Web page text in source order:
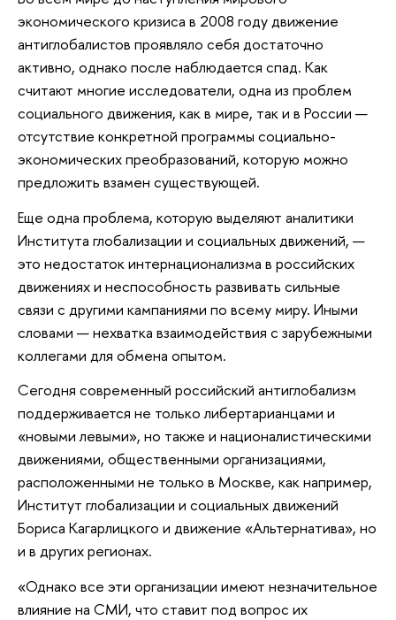
экономического кризиса в 2008 году движение
антиглобалистов проявляло себя достаточно
активно, однако после наблюдается спад. Как
считают многие исследователи, одна из проблем
социального движения, как в мире, так и в России —
отсутствие конкретной программы социально-
экономических преобразований, которую можно
предложить взамен существующей.
Еще одна проблема, которую выделяют аналитики
Института глобализации и социальных движений, —
это недостаток интернационализма в российских
движениях и неспособность развивать сильные
связи с другими кампаниями по всему миру. Иными
словами — нехватка взаимодействия с зарубежными
коллегами для обмена опытом.
Сегодня современный российский антиглобализм
поддерживается не только либертарианцами и
«новыми левыми», но также и националистическими
движениями, общественными организациями,
расположенными не только в Москве, как например,
Институт глобализации и социальных движений
Бориса Кагарлицкого и движение «Альтернатива», но
и в других регионах.
«Однако все эти организации имеют незначительное
влияние на СМИ, что ставит под вопрос их